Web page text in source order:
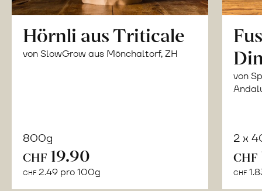
Hörnli aus Triticale
von SlowGrow aus Mönchaltorf, ZH
800g
CHF 19.90
CHF 2.49 pro 100g
von
2 x
CHF
CHF